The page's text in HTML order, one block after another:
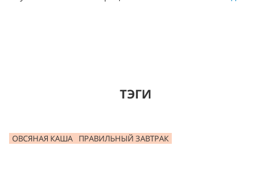
ТЭГИ
ОВСЯНАЯ КАША ПРАВИЛЬНЫЙ ЗАВТРАК